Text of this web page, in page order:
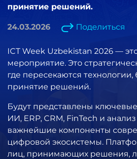
принятие решений.
24.03.2026 Поделиться
ICT Week Uzbekistan 2026 —
мероприятие. Это
где пересекаются технологии,
принятие решений.
Будут представлены
ИИ, ERP, CRM, FinTech и
важнейшие компоненты
цифровой экосистемы.
лиц, принимающих решения,